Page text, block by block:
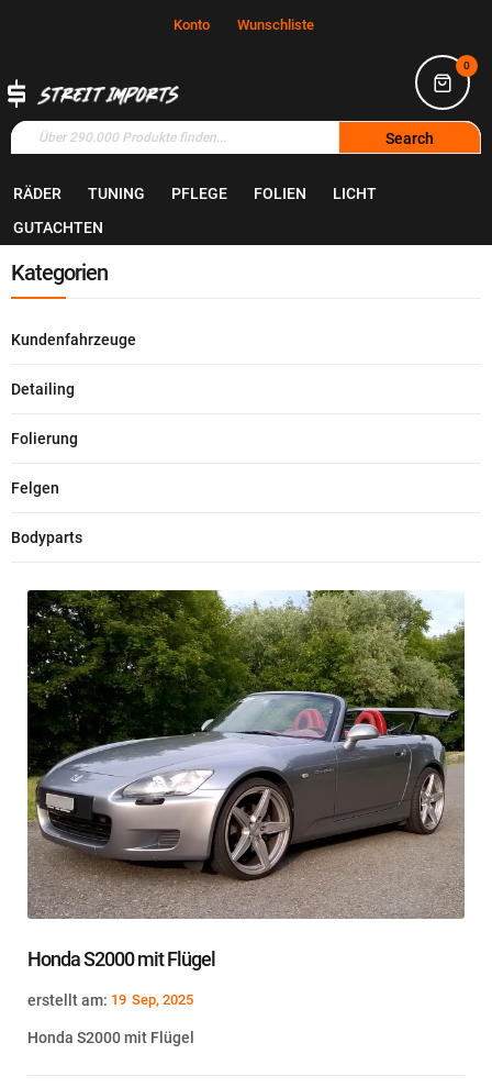
Konto Wunschliste
0
Search
RÄDER TUNING PFLEGE FOLIEN
LICHT
GUTACHTEN
Kategorien
Kundenfahrzeuge
Detailing
Folierung
Felgen
Bodyparts
Honda S2000 mit Flügel
erstellt am: 19 Sep, 2025
Honda S2000 mit Flügel